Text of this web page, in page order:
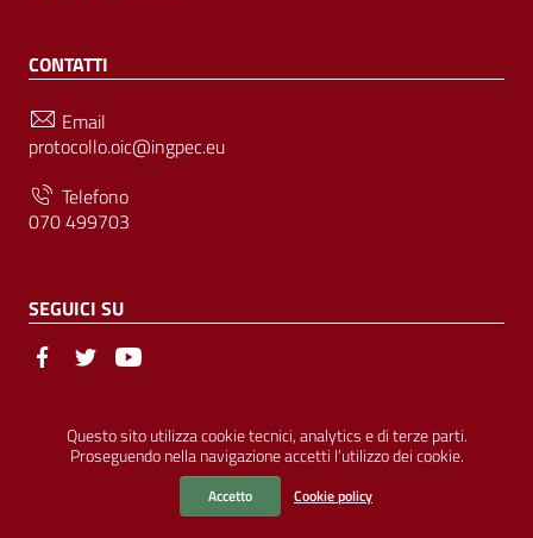
Questo sito utilizza cookie tecnici, analytics e di terze parti.
Proseguendo nella navigazione accetti l’utilizzo dei cookie.
Accetto Cookie policy
CONTATTI
Email
protocollo.oic@ingpec.eu
Telefono
070 499703
SEGUICI SU
Sezione Link Utili
© Ordine degli Ingegneri della Provincia di Cagliari | P.IVA
00458800927 |Amministrazione Trasparente | Pubblicità Legale
Accessibilità